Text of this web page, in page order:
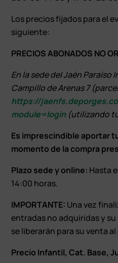
Los precios fijados para el
siguiente:
PRECIOS ABONADOS NO
En la sede del Jaén Paraíso
Campillo de Arenas 7
https://
module=login(utilizando
Es imprescindible aportar
momento de la compra
Plazo sede y online: Hasta
14:00 horas.
IMPORTANTE: Una vez
entradas no adquiridas y
se liberarán para su venta
Precio Infantil, Cat. Base,